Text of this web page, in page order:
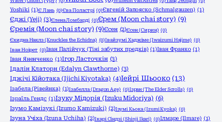
Yoshiki (1)Є Лань (0)Єва Поластрі (0)Євгеній Запояско (Schmalgauzen) (1)
Єджі (Yeji) (3)Єлена Ломбарді (0)Єрем (Moon chai story) (9)
Єремія (Moon chai story) (9)Єсен (2)Єсен (Сирин) (0)
Єхидна Наклз (Knuckles the Echidna) (0)Івайзумі Хаджіме (Iwaizumi Hajime) (0)
Іван Ноірет (0)Іван Палійчук (Тіні забутих предків) (1)Іван Франко (1)
Іван Яненченко (1)Ігор Ласточкін (3)
Ідалін Клаторн (Edalyn Clawthorne) (3)
Іджічі Кійотака (Ijichi Kiyotaka) (4)Іейрі Шьооко (13)
Ізабела (Рівейнка) (1)Ізабелла (Dragon Age) (0)Ізран (The Elder Scrolls) (0)
Ізраїль Гендс (1)Ізуку Мідорія (Izuku Midoriya) (6)
Ізумо Камізукі (Izumo Kamizuki) (2)Ізумі Кьока (Izumi Kyoka) (0)
Ізуна Учіха (Izuna Uchiha) (2)Ікарі Сіндзі (Shinji Ikari) (0)Ілмаре (Ilmare) (1)